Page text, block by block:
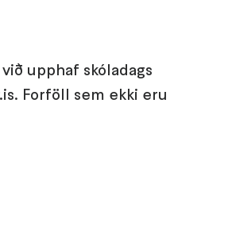
upphaf skóladags
Forföll sem ekki eru